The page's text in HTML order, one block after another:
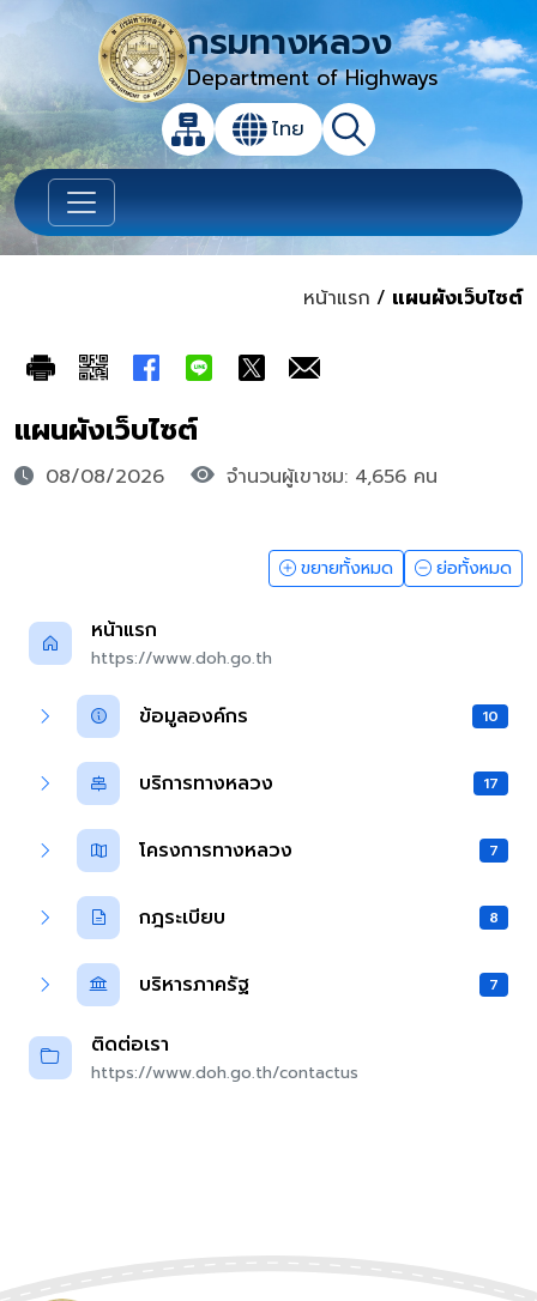
กรมทางหลวง
Department of Highways
แผนผังเว็บไซต์
เปลี่ยนภาษา
ไทย ค้นหา
เปิดกล่องค้นหาข้อมูลหลักของเว็บไซต์
หน้าแรก / แผนผังเว็บไซต์
แผนผังเว็บไซต์
08/08/2026 จำนวนผู้เขาชม: 4,656 คน
ขยายทั้งหมด ย่อทั้งหมด
หน้าแรก
https://www.doh.go.th
ข้อมูลองค์กร 10
บริการทางหลวง 17
โครงการทางหลวง 7
กฎระเบียบ 8
บริหารภาครัฐ 7
ติดต่อเรา
https://www.doh.go.th/contactus